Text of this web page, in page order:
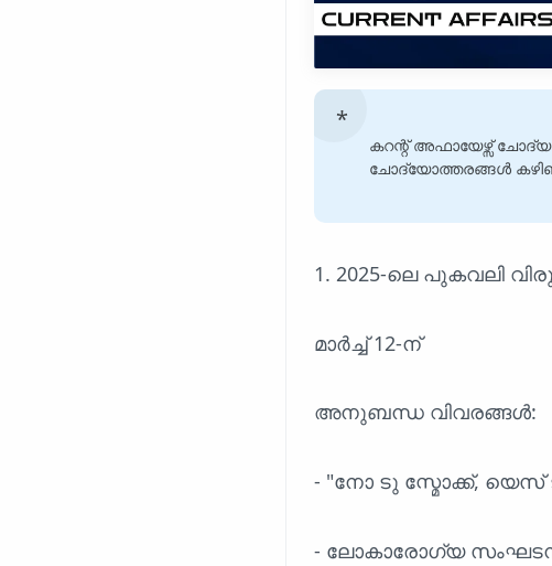
കറന്റ് അഫായേഴ്സ്
ചോദ്യോത്തരങ്ങൾ
1. 2025-ലെ പുകവലി
മാർച്ച് 12-ന്
അനുബന്ധ വിവരങ്ങൾ:
- "നോ ടു സ്മോക്ക്, യെസ്
- ലോകാരോഗ്യ സംഘടന